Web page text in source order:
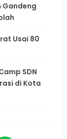
Gandeng
Usai 80
SDN
di Kota